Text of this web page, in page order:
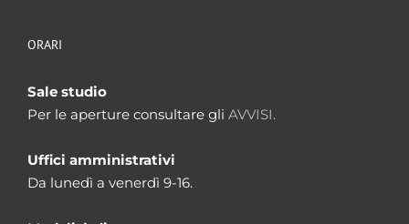
ORARI
Sale studio
Per le aperture consultare gli AVVISI.
Uffici amministrativi
Da lunedì a venerdì 9-16.